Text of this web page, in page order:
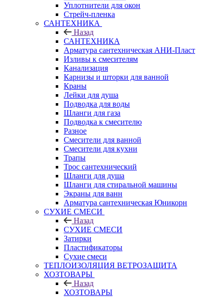
Уплотнители для окон
Стрейч-пленка
САНТЕХНИКА
Назад
САНТЕХНИКА
Арматура сантехническая АНИ-Пласт
Изливы к смесителям
Канализация
Карнизы и шторки для ванной
Краны
Лейки для душа
Подводка для воды
Шланги для газа
Подводка к смесителю
Разное
Смесители для ванной
Смесители для кухни
Трапы
Трос сантехнический
Шланги для душа
Шланги для стиральной машины
Экраны для ванн
Арматура сантехническая Юникорн
СУХИЕ СМЕСИ
Назад
СУХИЕ СМЕСИ
Затирки
Пластификаторы
Сухие смеси
ТЕПЛОИЗОЛЯЦИЯ ВЕТРОЗАЩИТА
ХОЗТОВАРЫ
Назад
ХОЗТОВАРЫ